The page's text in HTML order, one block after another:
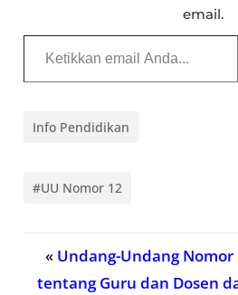
email.
Ketikkan email Anda...
Info Pendidikan
#UU Nomor 12
« Undang-Undang Nomor
tentang Guru dan Dosen